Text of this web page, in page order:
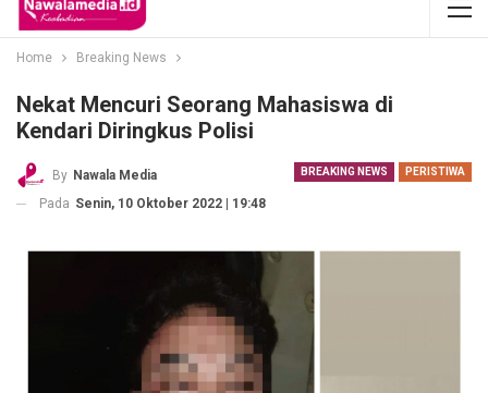
Home Breaking News
Nekat Mencuri Seorang Mahasiswa di
Kendari Diringkus Polisi
BREAKING NEWS PERISTIWA
By Nawala Media
Pada Senin, 10 Oktober 2022 | 19:48